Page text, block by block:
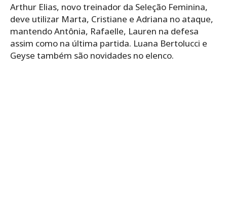
Arthur Elias, novo treinador da Seleção Feminina,
deve utilizar Marta, Cristiane e Adriana no ataque,
mantendo Antônia, Rafaelle, Lauren na defesa
assim como na última partida. Luana Bertolucci e
Geyse também são novidades no elenco.